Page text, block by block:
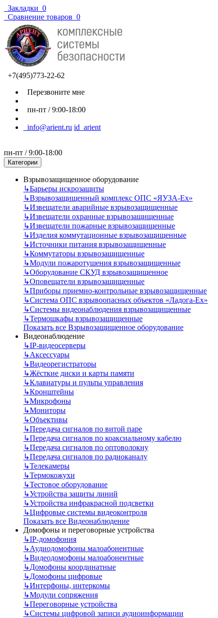
Закладки 0
Сравнение товаров 0
+7(495)773-22-62
Перезвоните мне
пн-пт / 9:00-18:00
info@arient.ru id_arient
пн-пт / 9:00-18:00
Категории
Взрывозащищенное оборудование
↳Барьеры искрозащиты
↳Взрывозащищенный комплекс ОПС «ЯУЗА-Ех»
↳Извещатели аварийные взрывозащищенные
↳Извещатели охранные взрывозащищенные
↳Извещатели пожарные взрывозащищенные
↳Изделия коммутационные взрывозащищенные
↳Источники питания взрывозащищенные
↳Коммутаторы взрывозащищенные
↳Модули пожаротушения взрывозащищенные
↳Оборудование СКУД взрывозащищенное
↳Оповещатели взрывозащищенные
↳Приборы приемно-контрольные взрывозащищенные
↳Система ОПС взрывоопасных объектов «Ладога-Ex»
↳Системы видеонаблюдения взрывозащищенные
↳Термошкафы взрывозащищенные
Показать все Взрывозащищенное оборудование
Видеонаблюдение
↳IP-видеосерверы
↳Аксессуары
↳Видеорегистраторы
↳Жёсткие диски и карты памяти
↳Клавиатуры и пульты управления
↳Кронштейны
↳Микрофоны
↳Мониторы
↳Объективы
↳Передача сигналов по витой паре
↳Передача сигналов по коаксиальному кабелю
↳Передача сигналов по оптоволокну
↳Передача сигналов по радиоканалу
↳Телекамеры
↳Термокожухи
↳Тестовое оборудование
↳Устройства защиты линий
↳Устройства инфракрасной подсветки
↳Цифровые системы видеоконтроля
Показать все Видеонаблюдение
Домофоны и переговорные устройства
↳IP-домофония
↳Аудиодомофоны малоабонентные
↳Видеодомофоны малоабонентные
↳Домофоны координатные
↳Домофоны цифровые
↳Интерфоны, интеркомы
↳Модули сопряжения
↳Переговорные устройства
↳Системы цифровой записи аудиоинформации